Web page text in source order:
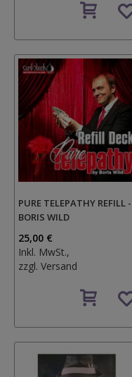
den
PURE TELEPATHY REFILL -
BORIS WILD
25,00 €
Inkl. MwSt.,
zzgl. Versand
den